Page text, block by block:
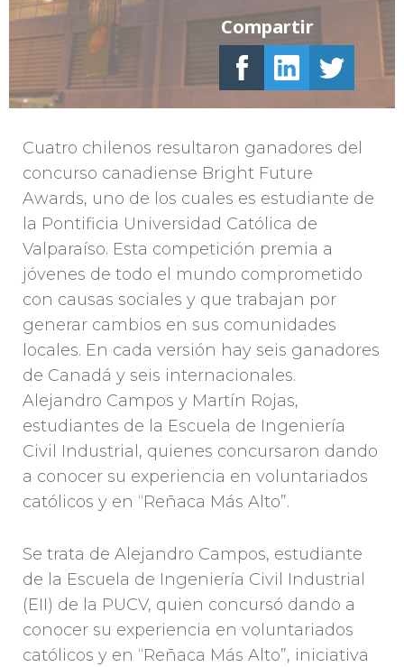
Cuatro chilenos resultaron ganadores del
concurso canadiense Bright Future
Awards, uno de los cuales es estudiante de
la Pontificia Universidad Católica de
Valparaíso. Esta competición premia a
jóvenes de todo el mundo comprometido
con causas sociales y que trabajan por
generar cambios en sus comunidades
locales. En cada versión hay seis ganadores
de Canadá y seis internacionales.
Alejandro Campos y Martín Rojas,
estudiantes de la Escuela de Ingeniería
Civil Industrial, quienes concursaron dando
a conocer su experiencia en voluntariados
católicos y en “Reñaca Más Alto”.
Se trata de Alejandro Campos, estudiante
de la Escuela de Ingeniería Civil Industrial
(EII) de la PUCV, quien concursó dando a
conocer su experiencia en voluntariados
católicos y en “Reñaca Más Alto”, iniciativa
Compartir